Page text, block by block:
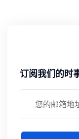
订阅我们的时